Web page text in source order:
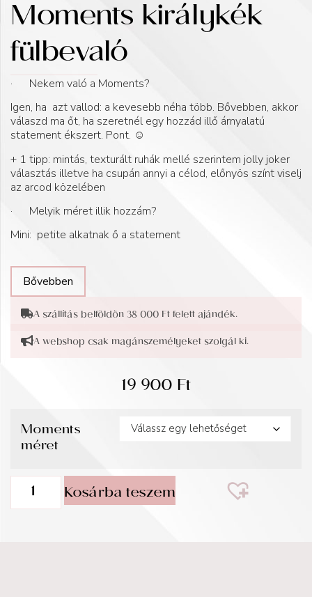
Moments királykék
fülbevaló
· Nekem való a Moments?
Igen, ha azt vallod: a kevesebb néha több. Bővebben, akkor
válaszd ma őt, ha szeretnél egy hozzád illő árnyalatú
statement ékszert. Pont. ☺️
+ 1 tipp: mintás, texturált ruhák mellé szerintem jolly joker
választás illetve ha csupán annyi a célod, előnyös színt viselj
az arcod közelében
· Melyik méret illik hozzám?
Mini: petite alkatnak ő a statement
Bővebben
A szállítás belföldön 38 000 Ft felett ajándék.
A webshop csak magánszemélyeket szolgál ki.
19 900Ft
Moments
méret
Kosárba teszem